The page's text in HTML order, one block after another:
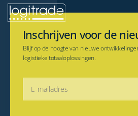
Inschrijven voor de
Blijf op de hoogte van nieuwe
logistieke totaaloplossingen.